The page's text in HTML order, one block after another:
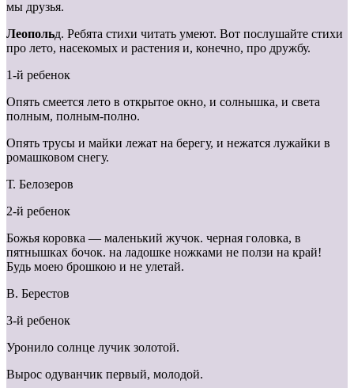
мы друзья.
Леопольд. Ребята стихи читать умеют. Вот послушайте стихи
про лето, насекомых и растения и, конечно, про дружбу.
1-й ребенок
Опять смеется лето в открытое окно, и солнышка, и света
полным, полным-полно.
Опять трусы и майки лежат на берегу, и нежатся лужайки в
ромашковом снегу.
Т. Белозеров
2-й ребенок
Божья коровка — маленький жучок. черная головка, в
пятнышках бочок. на ладошке ножками не ползи на край!
Будь моею брошкою и не улетай.
В. Берестов
3-й ребенок
Уронило солнце лучик золотой.
Вырос одуванчик первый, молодой.